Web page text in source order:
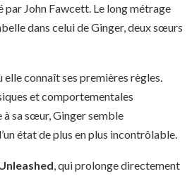
John Fawcett. Le long métrage
dans celui de Ginger, deux sœurs
connaît ses premières règles.
et comportementales
sa sœur, Ginger semble
état de plus en plus incontrôlable.
, qui prolonge directement